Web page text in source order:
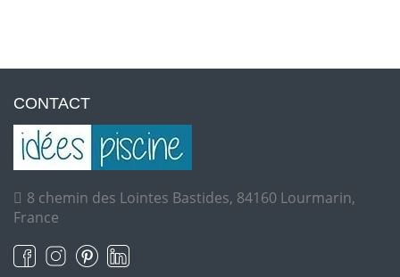
CONTACT
8 chemin des Lointes Bastides, 84160 Lourmarin,
France